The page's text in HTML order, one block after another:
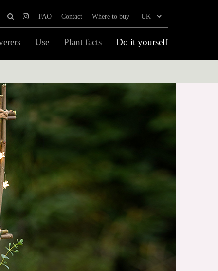
FAQ Contact Where to buy
Use Plant facts Do it yourself